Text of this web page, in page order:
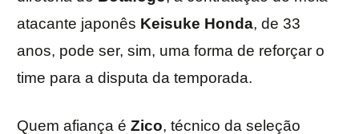
atacante japonês Keisuke Honda, de 33
anos, pode ser, sim, uma forma de reforçar o
time para a disputa da temporada.
Quem afiança é Zico, técnico da seleção